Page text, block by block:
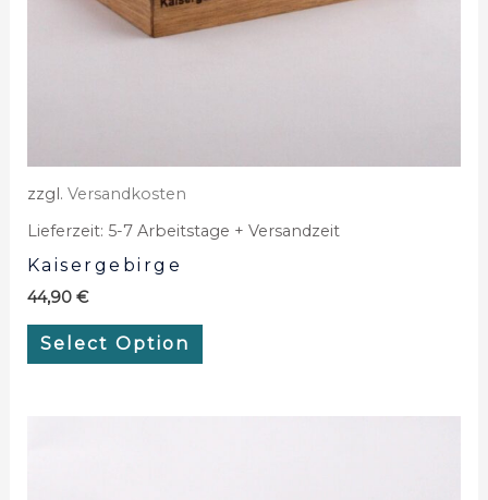
zzgl. Versandkosten
Lieferzeit: 5-7 Arbeitstage + Versandzeit
Kaisergebirge
44,90 €
Select Option